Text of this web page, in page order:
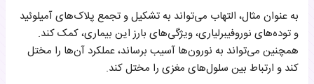
به عنوان مثال، التهاب می‌تواند به تشکیل و تجمع پلاک‌های آمیلوئید
و توده‌های نوروفیبرلیاری، ویژگی‌های بارز این بیماری، کمک کند.
همچنین می‌تواند به نورون‌ها آسیب برساند، عملکرد آن‌ها را مختل
کند و ارتباط بین سلول‌های مغزی را مختل کند.